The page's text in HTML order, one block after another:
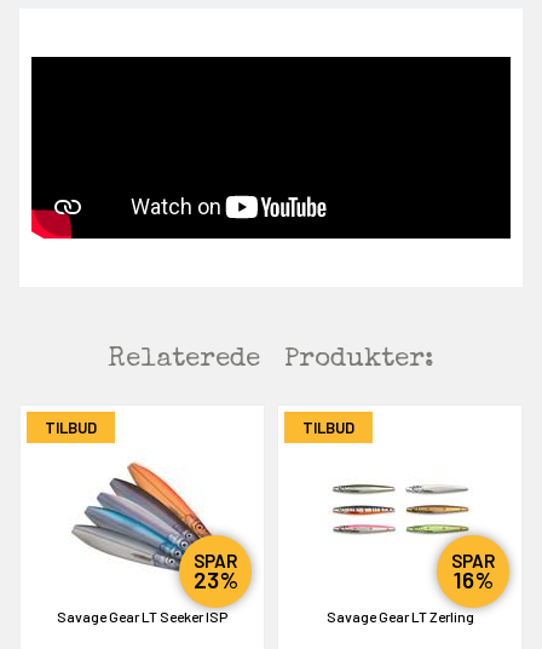
Relaterede Produkter:
TILBUD
SPAR
23%
Savage Gear LT Seeker ISP
TILBUD
SPAR
16%
Savage Gear LT Zerling